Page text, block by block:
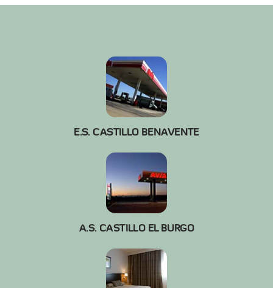
E.S. CASTILLO BENAVENTE
A.S. CASTILLO EL BURGO